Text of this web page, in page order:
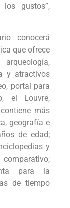
gustos”,
conocerá
que ofrece
y atractivos
portal para
el Louvre,
más
geografía e
de edad;
y
comparativo;
para la
de tiempo